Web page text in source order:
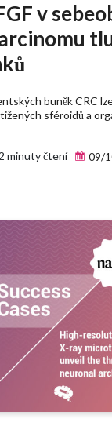
v
buněk CRC
sféroidů a
2 minuty čtení 09/